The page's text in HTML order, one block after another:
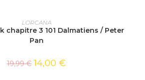
AJOUTER AU PANIER
LORCANA
chapitre 3 101 Dalmatiens / Peter
Pan
19,99€ 14,00 €